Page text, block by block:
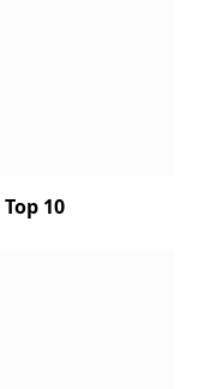
10